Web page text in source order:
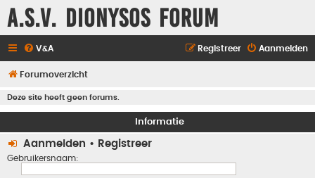
A.S.V. Dionysos Forum
V&A Aanmelden
Registreer
Forumoverzicht
Deze site heeft geen forums.
Informatie
Aanmelden • Registreer
Gebruikersnaam: